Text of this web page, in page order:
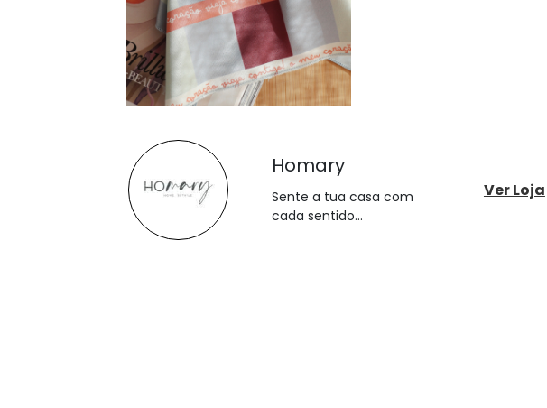
Homary
Sente a tua casa com
cada sentido...
Ver Loja